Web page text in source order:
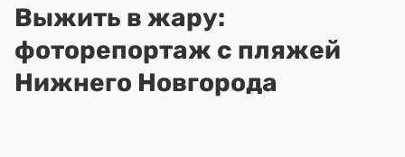
Выжить в жару:
фоторепортаж с пляжей
Нижнего Новгорода